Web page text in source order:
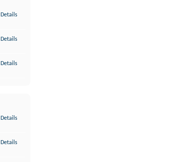
Details
Details
Details
Details
Details